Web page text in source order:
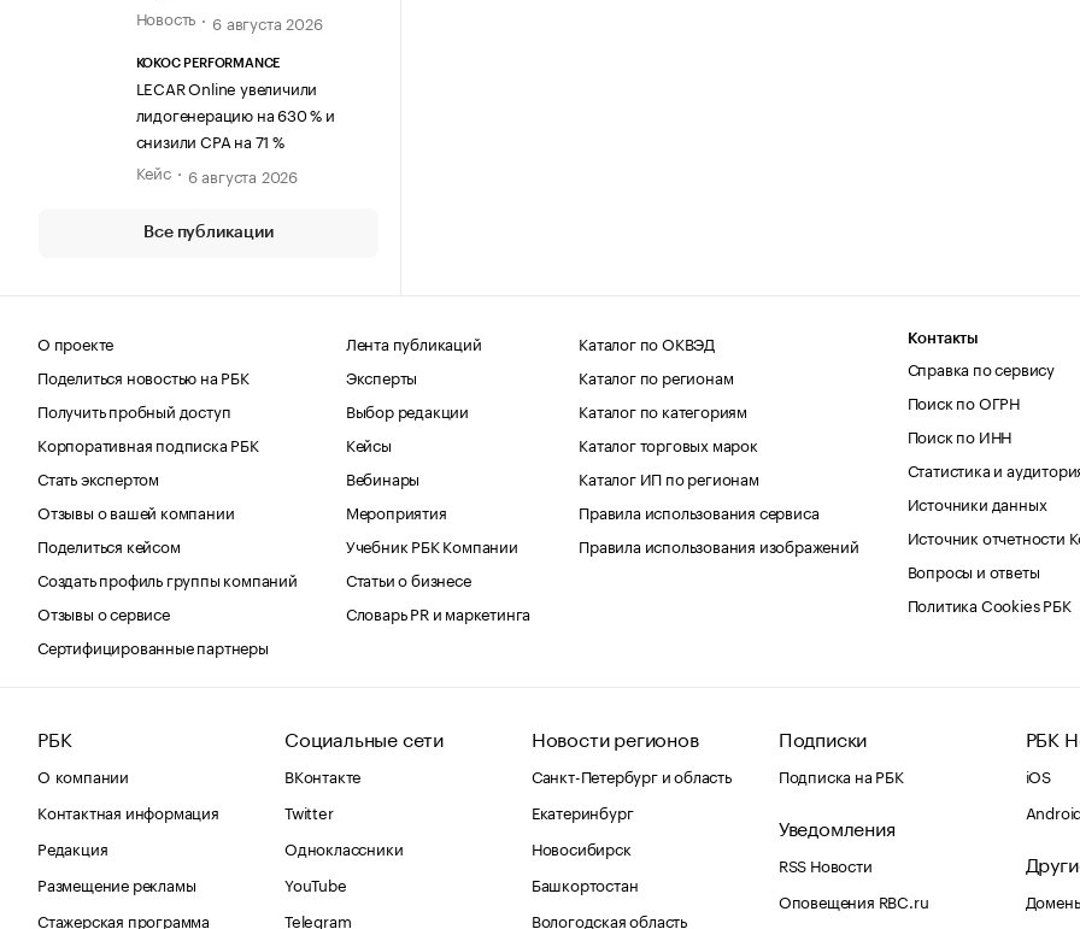
Новость
6 августа 2026
KOKOC PERFORMANCE
LECAR Online увеличили
лидогенерацию на 630 % и
снизили CPA на 71 %
Кейс
6 августа 2026
Все публикации
О проекте
Поделиться новостью на РБК
Получить пробный доступ
Корпоративная подписка РБК
Стать экспертом
Отзывы о вашей компании
Поделиться кейсом
Создать профиль группы компаний
Отзывы о сервисе
Сертифицированные партнеры
Лента публикаций
Эксперты
Выбор редакции
Кейсы
Вебинары
Мероприятия
Учебник РБК Компании
Статьи о бизнесе
Словарь PR и маркетинга
Каталог по ОКВЭД
Каталог по регионам
Каталог по категориям
Каталог торговых марок
Каталог ИП по регионам
Правила использования сервиса
Правила использования изображений
Контакты
Справка по сервису
Поиск по ОГРН
Поиск по ИНН
Статистика и
Источники данных
Источник отчетности
Вопросы и ответы
Политика Cookies РБК
РБК
О компании
Контактная информация
Редакция
Размещение рекламы
Стажерская программа
Социальные сети
ВКонтакте
Twitter
Одноклассники
YouTube
Telegram
Новости регионов
Санкт-Петербург и область
Екатеринбург
Новосибирск
Башкортостан
Вологодская область
Подписки
Подписка на РБК
Уведомления
RSS Новости
Оповещения RBC.ru
РБК
iOS